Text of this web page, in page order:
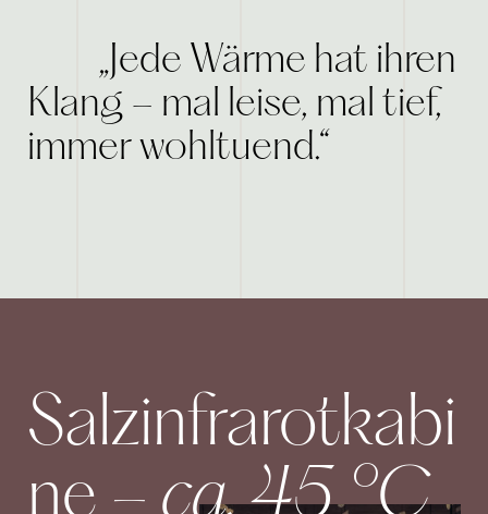
„Jede Wärme hat ihren
Klang – mal leise, mal tief,
immer wohltuend.“
Salzinfrarotkabi
ne – ca. 45 °C